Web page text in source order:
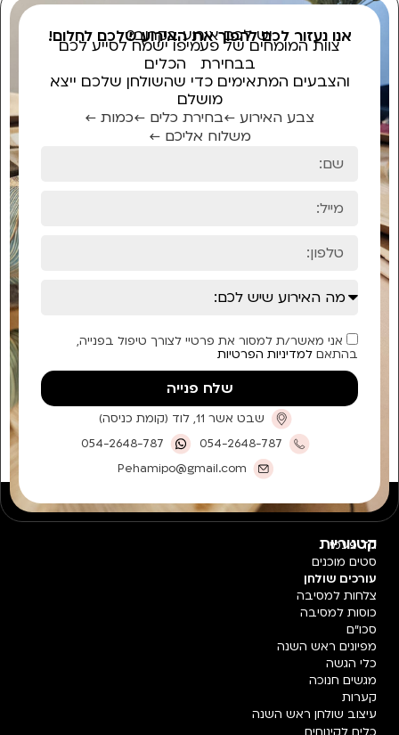
יש לכם אירוע בקרוב?
אנו נעזור לכם להפוך את האירוע שלכם לחלום!
צוות המומחים של פעמיפו ישמח לסייע לכם
בבחירת הכלים
והצבעים המתאימים כדי שהשולחן שלכם ייצא
מושלם
צבע האירוע ←בחירת כלים ←כמות ←
משלוח אליכם ←
אני מאשר/ת למסור את פרטיי לצורך טיפול בפנייה,
בהתאם למדיניות הפרטיות
שלח פנייה
שבט אשר 11, לוד (קומת כניסה)
054-2648-787
054-2648-787
Pehamipo@gmail.com
קטגוריות
חד פעמי
סטים מוכנים
עורכים שולחן
צלחות למסיבה
כוסות למסיבה
סכו"ם
מפיונים ראש השנה
כלי הגשה
מגשים חנוכה
קערות
עיצוב שולחן ראש השנה